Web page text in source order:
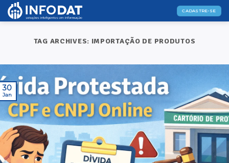
Skip
CADASTRE-SE
TAG ARCHIVES: IMPORTAÇÃO DE PRODUTOS
30
Jan